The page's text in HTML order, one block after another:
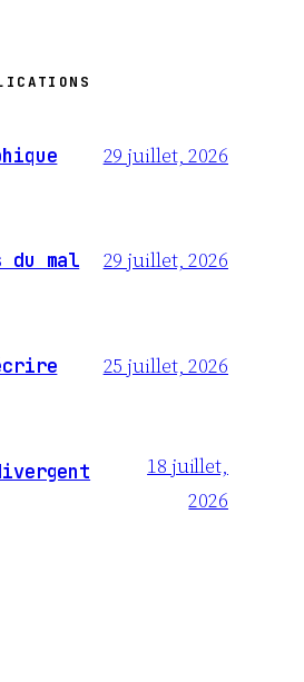
29 juillet, 2026
du mal 29 juillet, 2026
25 juillet, 2026
18 juillet,
2026